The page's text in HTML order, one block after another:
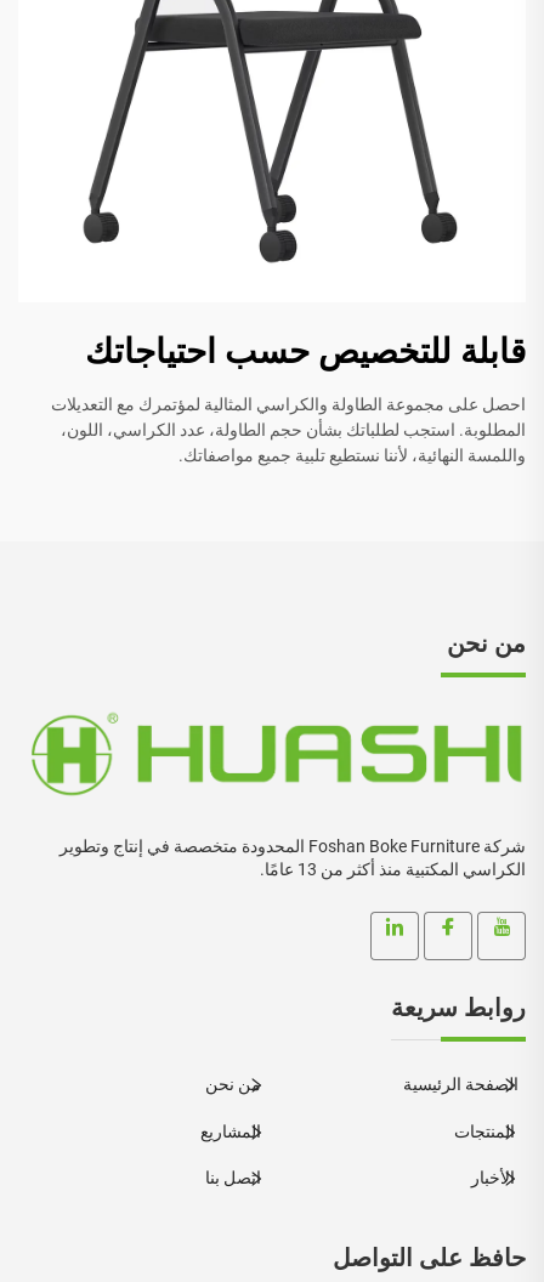
قابلة للتخصيص حسب احتياجاتك
احصل على مجموعة الطاولة والكراسي المثالية لمؤتمرك مع التعديلات
المطلوبة. استجب لطلباتك بشأن حجم الطاولة، عدد الكراسي، اللون،
واللمسة النهائية، لأننا نستطيع تلبية جميع مواصفاتك.
من نحن
شركة Foshan Boke Furniture المحدودة متخصصة في إنتاج وتطوير
الكراسي المكتبية منذ أكثر من 13 عامًا.
روابط سريعة
الصفحة الرئيسية من نحن
المنتجات المشاريع
الأخبار اتصل بنا
حافظ على التواصل